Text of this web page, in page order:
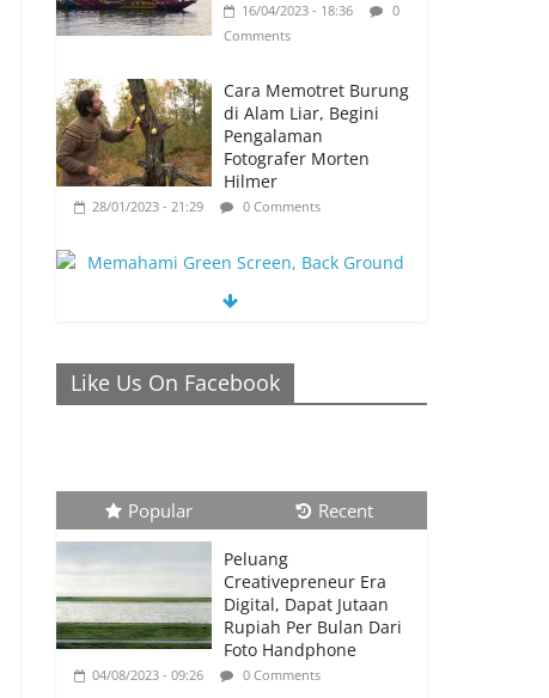
16/04/2023 - 18:36
0
Comments
Cara Memotret Burung
di Alam Liar, Begini
Pengalaman
Fotografer Morten
Hilmer
28/01/2023 - 21:29 0 Comments
Netral yang Bisa Membuat Video Anda
Semakin Menarik
26/01/2023 - 21:04 0 Comments
Ronaldo Istiqomah di Al Nassr, Bersiap di
Laga Piala Super Arab, Messi Diprediksi
Pecahkan Rekor Cetak Gol
26/01/2023 - 16:28 0 Comments
Peluang
Creativepreneur Era
Like Us On Facebook
Popular Recent
Peluang
Creativepreneur Era
Digital, Dapat Jutaan
Rupiah Per Bulan Dari
Foto Handphone
04/08/2023 - 09:26 0 Comments